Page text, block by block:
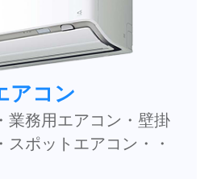
アコン
業務用エアコン・壁掛
ポットエアコン・・